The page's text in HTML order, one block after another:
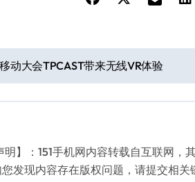
动大会TPCAST带来无线VR体验
明】：151手机网内容转载自互联网
发现内容存在版权问题，请提交相关